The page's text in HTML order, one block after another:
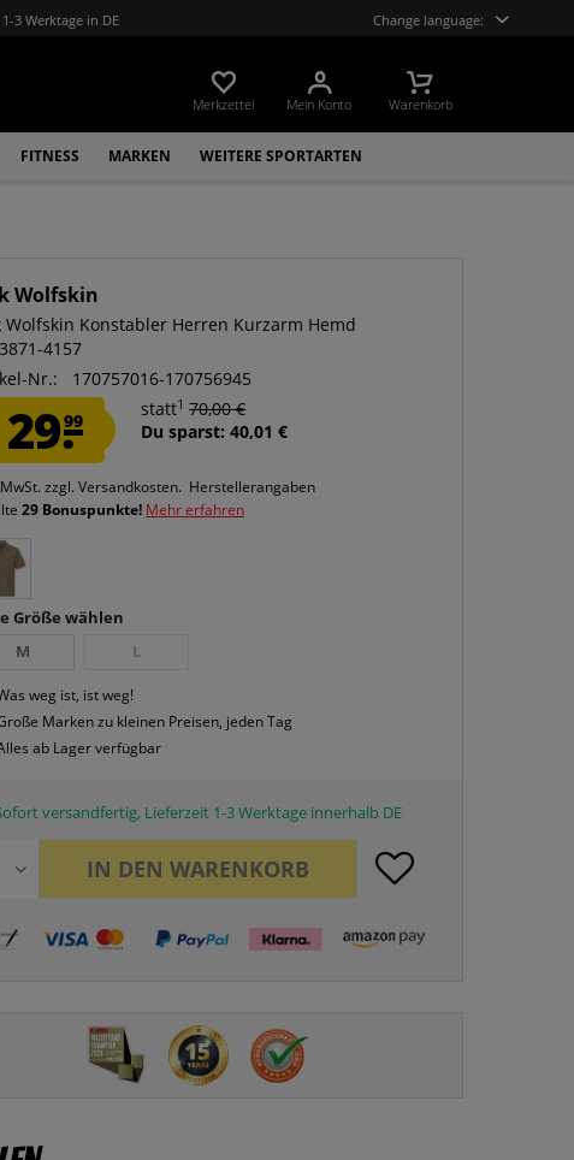
3 Werktage in DE Change language:
Merkzettel Mein Konto Warenkorb
FITNESS MARKEN WEITERE SPORTARTEN
Wolfskin
Wolfskin Konstabler Herren Kurzarm Hemd
4157
Nr.:
170757016-170756945
29.99
statt1 70,00 €
Du sparst: 40,01 €
zzgl. Versandkosten. Herstellerangaben
29 Bonuspunkte! Mehr erfahren
Größe wählen
M
L
weg ist, ist weg!
Marken zu kleinen Preisen, jeden Tag
ab Lager verfügbar
versandfertig, Lieferzeit 1-3 Werktage innerhalb DE
IN DEN WARENKORB